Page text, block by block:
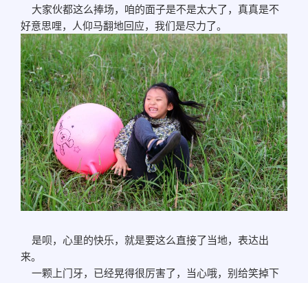
大家伙都这么捧场，咱的面子是不是太大了，真真是不
好意思哩，人仰马翻地回应，我们是尽力了。
是呗，心里的快乐，就是要这么直接了当地，表达出
来。
一颗上门牙，已经晃得很厉害了，当心哦，别给笑掉下